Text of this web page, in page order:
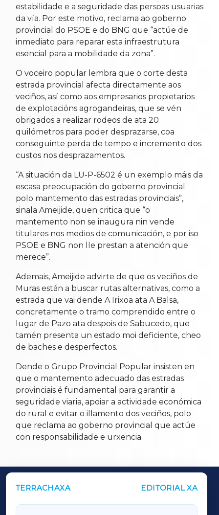
estabilidade e a seguridade das persoas usuarias
da vía. Por este motivo, reclama ao goberno
provincial do PSOE e do BNG que “actúe de
inmediato para reparar esta infraestrutura
esencial para a mobilidade da zona”.
O voceiro popular lembra que o corte desta
estrada provincial afecta directamente aos
veciños, así como aos empresarios propietarios
de explotacións agrogandeiras, que se vén
obrigados a realizar rodeos de ata 20
quilómetros para poder desprazarse, coa
conseguinte perda de tempo e incremento dos
custos nos desprazamentos.
“A situación da LU-P-6502 é un exemplo máis da
escasa preocupación do goberno provincial
polo mantemento das estradas provinciais”,
sinala Ameijide, quen critica que “o
mantemento non se inaugura nin vende
titulares nos medios de comunicación, e por iso
PSOE e BNG non lle prestan a atención que
merece”.
Ademais, Ameijide advirte de que os veciños de
Muras están a buscar rutas alternativas, como a
estrada que vai dende A Irixoa ata A Balsa,
concretamente o tramo comprendido entre o
lugar de Pazo ata despois de Sabucedo, que
tamén presenta un estado moi deficiente, cheo
de baches e desperfectos.
Dende o Grupo Provincial Popular insisten en
que o mantemento adecuado das estradas
provinciais é fundamental para garantir a
seguridade viaria, apoiar a actividade económica
do rural e evitar o illamento dos veciños, polo
que reclama ao goberno provincial que actúe
con responsabilidade e urxencia.
TERRACHAXA EDITORIAL XA
OUTROS PERIÓDICOS